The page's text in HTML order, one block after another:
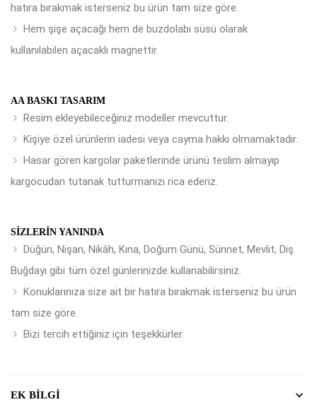
hatıra bırakmak isterseniz bu ürün tam size göre.
Hem şişe açacağı hem de buzdolabı süsü olarak
kullanılabilen açacaklı magnettir.
AA BASKI TASARIM
Resim ekleyebileceğiniz modeller mevcuttur.
Kişiye özel ürünlerin iadesi veya cayma hakkı olmamaktadır.
Hasar gören kargolar paketlerinde ürünü teslim almayıp
kargocudan tutanak tutturmanızı rica ederiz.
SIZLERIN YANINDA
Düğün, Nişan, Nikâh, Kına, Doğum Günü, Sünnet, Mevlit, Diş
Buğdayı gibi tüm özel günlerinizde kullanabilirsiniz.
Konuklarınıza size ait bir hatıra bırakmak isterseniz bu ürün
tam size göre.
Bizi tercih ettiğiniz için teşekkürler.
EK BILGI